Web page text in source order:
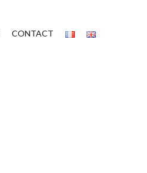
CONTACT